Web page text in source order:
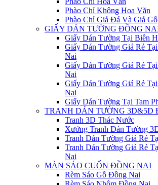
Phào Chỉ Không Hoa Văn
Phào Chỉ Giả Đá Và Giả Gỗ
GIẤY DÁN TƯỜNG ĐỒNG
Giấy Dán Tường Tại Biên
Giấy Dán Tường Giá Rẻ
Nai
Giấy Dán Tường Giá Rẻ
Nai
Giấy Dán Tường Giá Rẻ
Nai
Giấy Dán Tường Tại Tam
TRANH DÁN TƯỜNG 3D&5D
Tranh 3D Thác Nước
Xưởng Tranh Dán Tường
Tranh Dán Tường Giá Rẻ
Tranh Dán Tường Giá Rẻ
Nai
MÀN SÁO CUỐN ĐỒNG NAI
Rèm Sáo Gỗ Đồng Nai